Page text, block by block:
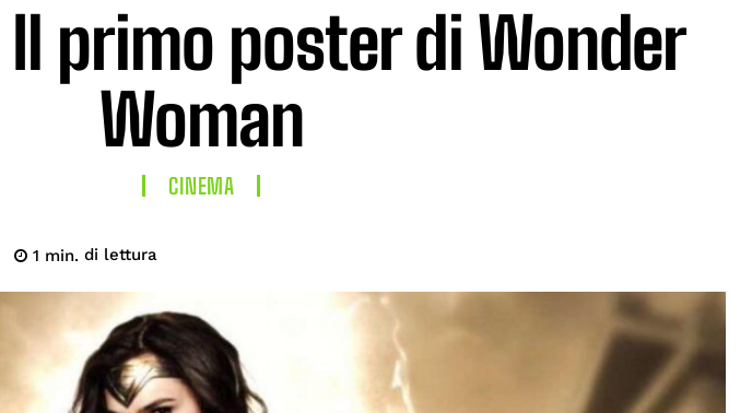
Il primo poster di Wonder
Woman
CINEMA
1 min. di lettura